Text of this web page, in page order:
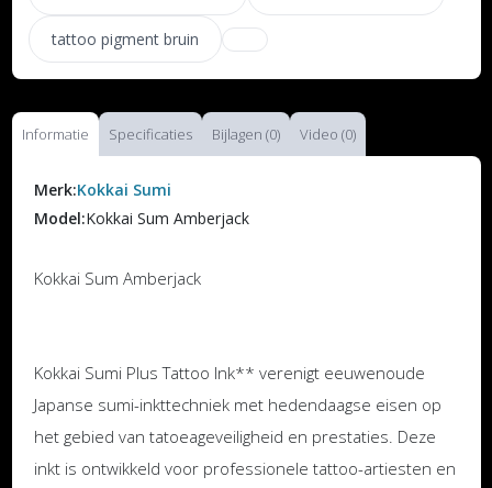
tattoo pigment bruin
Informatie Specificaties Bijlagen (0) Video (0)
Merk:Kokkai Sumi
Model:Kokkai Sum Amberjack
Kokkai Sum Amberjack
Kokkai Sumi Plus Tattoo Ink** verenigt eeuwenoude
Japanse sumi-inkttechniek met hedendaagse eisen op
het gebied van tatoeageveiligheid en prestaties. Deze
inkt is ontwikkeld voor professionele tattoo-artiesten en